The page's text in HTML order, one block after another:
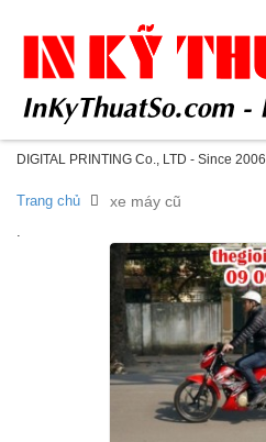
DIGITAL PRINTING Co., LTD - Since 2006
Trang chủ xe máy cũ
.